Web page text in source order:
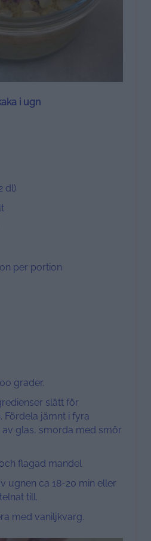
i ugn
dl)
per portion
grader.
slätt för
Fördela jämnt i fyra
glas, smorda med smör
flagad mandel
ugnen ca 18-20 min eller
till.
med vaniljkvarg.